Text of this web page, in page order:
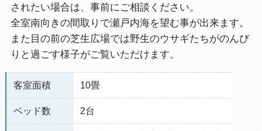
されたい場合は、事前にご相談ください。
全室南向きの間取りで瀬戸内海を望む事が出来ます。
また目の前の芝生広場では野生のウサギたちがのんび
りと過ごす様子がご覧いただけます。
客室面積 10畳
ベッド数 2台